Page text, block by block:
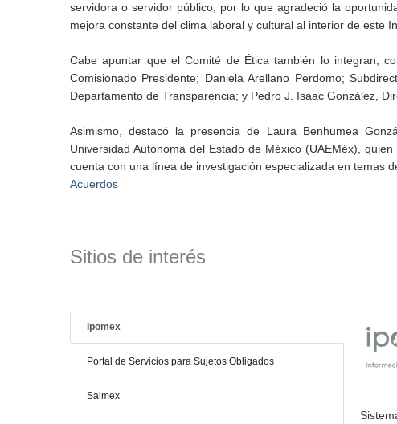
servidora o servidor público; por lo que agradeció la
mejora constante del clima laboral y cultural al interior de este
Cabe apuntar que el Comité de Ética también lo integran,
Comisionado Presidente; Daniela Arellano Perdomo;
Departamento de Transparencia; y Pedro J. Isaac González,
Asimismo, destacó la presencia de Laura Benhumea
Universidad Autónoma del Estado de México (UAEMéx),
cuenta con una línea de investigación especializada en temas
Acuerdos
Sitios de interés
Ipomex
Portal de Servicios para Sujetos Obligados
Saimex